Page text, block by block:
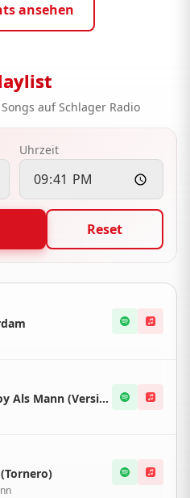
ansehen
auf Schlager Radio
Uhrzeit
Reset
Ich Will Nen Cowboy Als Mann (Version 2010)